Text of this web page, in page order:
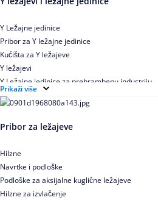
Y Ležajne jedinice
Pribor za Y ležajne jedinice
Kućišta za Y ležajeve
Y ležajevi
Y Ležajne jedinice za prehrambenu industriju
Ležajne jedinice sa valjkastim ležajevima
Prikaži više
Pribor za ležajeve
Hilzne
Navrtke i podloške
Podloške za aksijalne kuglične ležajeve
Hilzne za izvlačenje